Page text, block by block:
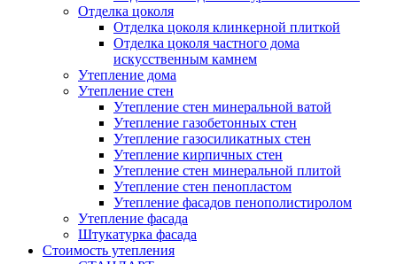
Отделка цоколя
Отделка цоколя клинкерной плиткой
Отделка цоколя частного дома
искусственным камнем
Утепление дома
Утепление стен
Утепление стен минеральной ватой
Утепление газобетонных стен
Утепление газосиликатных стен
Утепление кирпичных стен
Утепление стен минеральной плитой
Утепление стен пенопластом
Утепление фасадов пенополистиролом
Утепление фасада
Штукатурка фасада
Стоимость утепления